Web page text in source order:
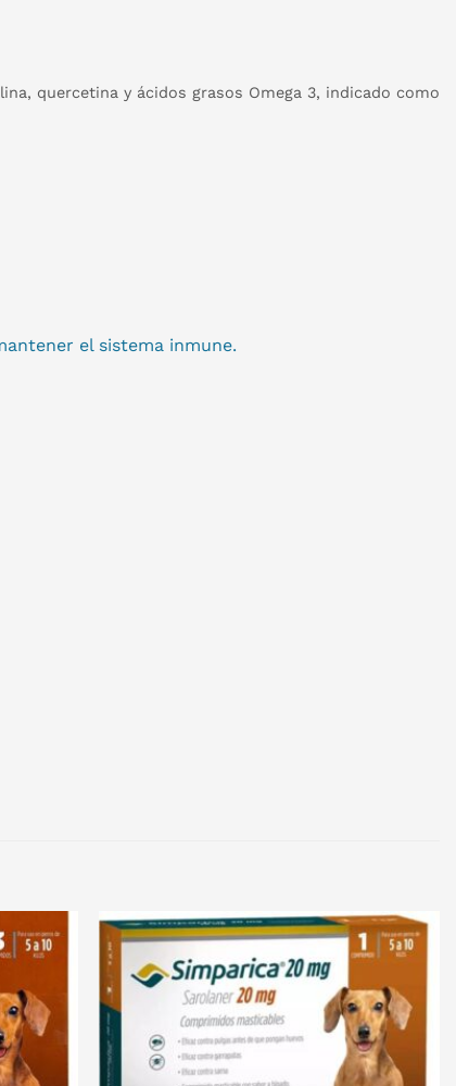
quercetina y ácidos grasos Omega 3, indicado como
el sistema inmune.